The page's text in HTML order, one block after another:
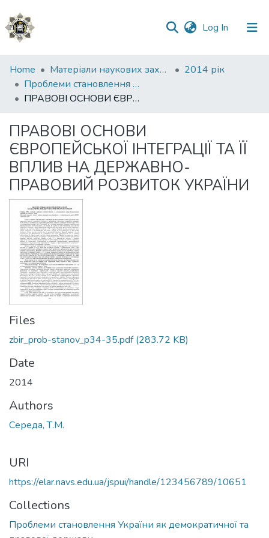
Log In (current)
Communities
&
Collections
Statistics
Home Матеріали наукових заходів
2014 рік
Проблеми становлення України як демократичної та правової держави
ПРАВОВІ ОСНОВИ ЄВРОПЕЙСЬКОЇ ІНТЕГРАЦІЇ ТА ЇЇ ВПЛИВ НА ДЕРЖАВНО-ПРАВОВИЙ РОЗВИТОК УКРАЇНИ
ПРАВОВІ ОСНОВИ
ЄВРОПЕЙСЬКОЇ ІНТЕГРАЦІЇ ТА ЇЇ
ВПЛИВ НА ДЕРЖАВНО-
ПРАВОВИЙ РОЗВИТОК УКРАЇНИ
Files
zbir_prob-stanov_p34-35.pdf(283.72 KB)
Date
2014
Authors
Середа, Т.М.
URI
https://elar.navs.edu.ua/jspui/handle/123456789/10651
Collections
Проблеми становлення України як демократичної та